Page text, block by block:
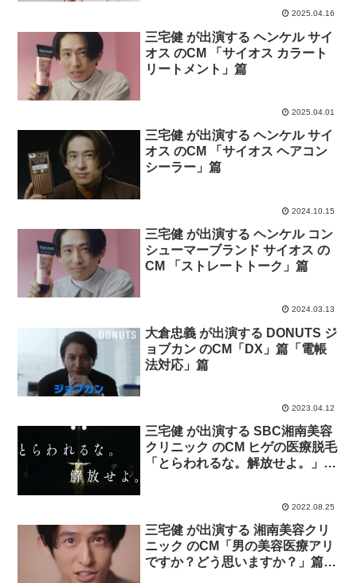
2025.04.16
三宅健 が出演する ヘンケル サイ
オス のCM 「サイオス カラート
リートメント」篇
2025.04.01
三宅健 が出演する ヘンケル サイ
オス のCM 「サイオス ヘアコン
シーラー」篇
2024.10.15
三宅健 が出演する ヘンケル コン
シューマーブランド サイオス の
CM 「ストレートトーク」篇
2024.03.13
大倉忠義 が出演する DONUTS ジ
ョブカン のCM「DX」篇「電帳
法対応」篇
2023.04.12
三宅健 が出演する SBC湘南美容
クリニック のCM ヒゲの医療脱毛
「とらわれるな。解放せよ。」
2022.08.25
三宅健 が出演する 湘南美容クリ
ニック のCM「男の美容医療アリ
ですか？どう思いますか？」篇